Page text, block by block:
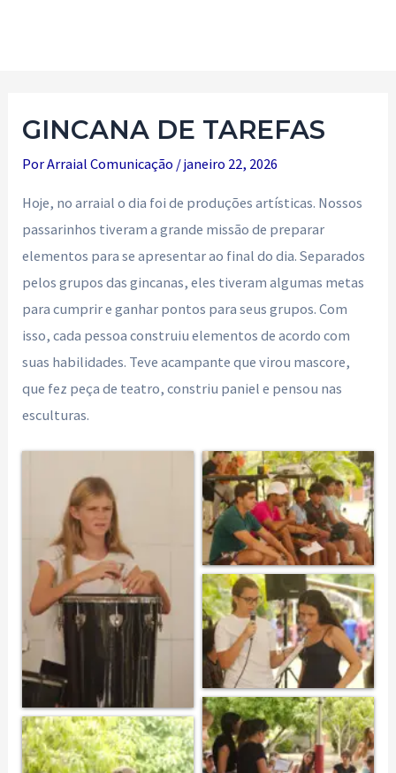
GINCANA DE TAREFAS
PorArraial Comunicação /janeiro 22, 2026
Hoje, no arraial o dia foi de produções artísticas. Nossos
passarinhos tiveram a grande missão de preparar
elementos para se apresentar ao final do dia. Separados
pelos grupos das gincanas, eles tiveram algumas metas
para cumprir e ganhar pontos para seus grupos. Com
isso, cada pessoa construiu elementos de acordo com
suas habilidades. Teve acampante que virou mascore,
que fez peça de teatro, constriu paniel e pensou nas
esculturas.